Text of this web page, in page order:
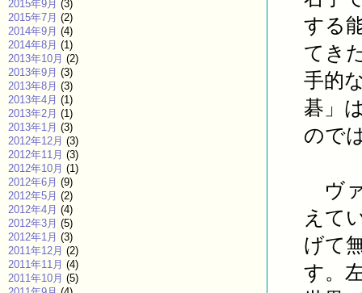
する
てき
手的
碁」
ので
ヴ
えて
げて
す。
2015年9月 (3)
2015年7月 (2)
2014年9月 (4)
2014年8月 (1)
2013年10月 (2)
2013年9月 (3)
2013年8月 (3)
2013年4月 (1)
2013年2月 (1)
2013年1月 (3)
2012年12月 (3)
2012年11月 (3)
2012年10月 (1)
2012年6月 (9)
2012年5月 (2)
2012年4月 (4)
2012年3月 (5)
2012年1月 (3)
2011年12月 (2)
2011年11月 (4)
2011年10月 (5)